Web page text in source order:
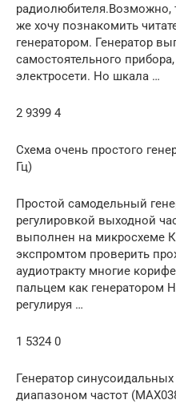
радиолюбителя.Возможно,
же хочу познакомить
генератором. Генератор
самостоятельного
электросети. Но шкала …
2 9399 4
Схема очень простого
Гц)
Простой самодельный
регулировкой выходной
выполнен на микросхеме
экспромтом проверить
аудиотракту многие
пальцем как генератором
регулируя …
1 5324 0
Генератор
диапазоном частот